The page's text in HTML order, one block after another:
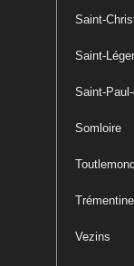
Saint-
Saint-
Saint-
Somloire
Vezins